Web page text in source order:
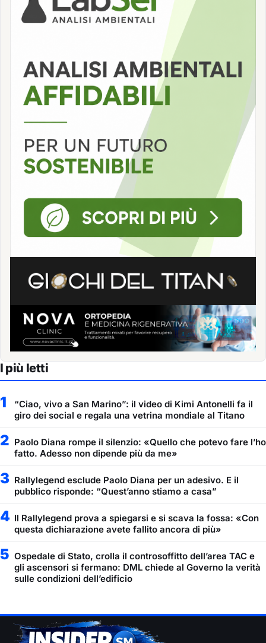
I più letti
1
“Ciao, vivo a San Marino”: il video di Kimi Antonelli fa il
giro dei social e regala una vetrina mondiale al Titano
2 Paolo Diana rompe il silenzio: «Quello che potevo fare l’ho
fatto. Adesso non dipende più da me»
3 Rallylegend esclude Paolo Diana per un adesivo. E il
pubblico risponde: “Quest’anno stiamo a casa”
4 Il Rallylegend prova a spiegarsi e si scava la fossa: «Con
questa dichiarazione avete fallito ancora di più»
5 Ospedale di Stato, crolla il controsoffitto dell’area TAC e
gli ascensori si fermano: DML chiede al Governo la verità
sulle condizioni dell’edificio